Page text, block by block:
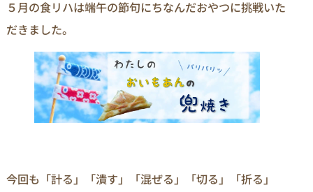
５月の食リハは端午の節句にちなんだおやつに挑戦いた
だきました。
今回も「計る」「潰す」「混ぜる」「切る」「折る」